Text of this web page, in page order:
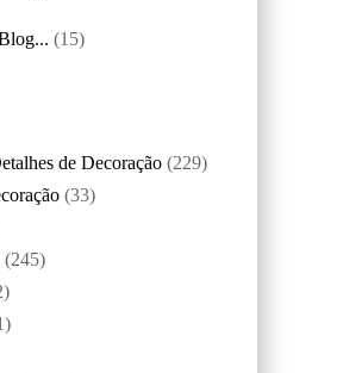
(15)
de Decoração (229)
(33)
(245)